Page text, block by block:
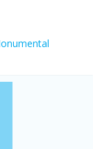
y ya
el sector
país, un 5,9%